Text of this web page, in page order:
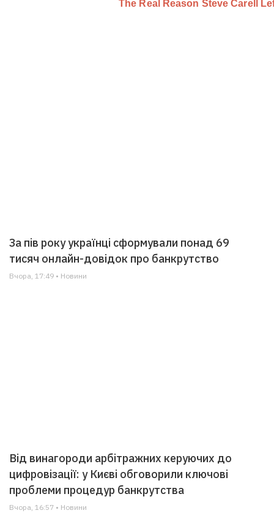
За пів року українці сформували понад 69
тисяч онлайн-довідок про банкрутство
Вчора, 17:49 • Новини
Від винагороди арбітражних керуючих до
цифровізації: у Києві обговорили ключові
проблеми процедур банкрутства
Вчора, 16:57 • Новини